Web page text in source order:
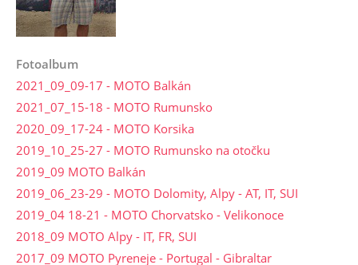
Fotoalbum
2021_09_09-17 - MOTO Balkán
2021_07_15-18 - MOTO Rumunsko
2020_09_17-24 - MOTO Korsika
2019_10_25-27 - MOTO Rumunsko na otočku
2019_09 MOTO Balkán
2019_06_23-29 - MOTO Dolomity, Alpy - AT, IT, SUI
2019_04 18-21 - MOTO Chorvatsko - Velikonoce
2018_09 MOTO Alpy - IT, FR, SUI
2017_09 MOTO Pyreneje - Portugal - Gibraltar